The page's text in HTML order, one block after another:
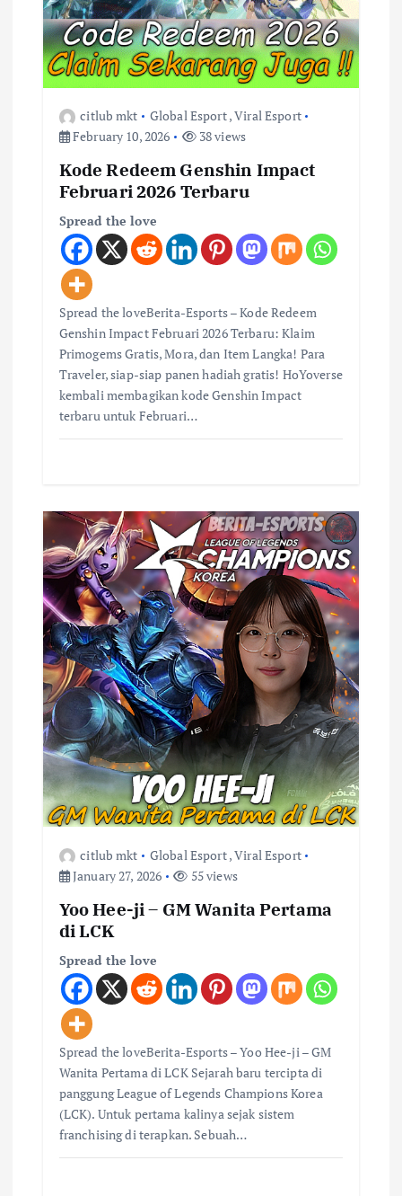
o
n
citlub mkt Global Esport,Viral Esport
February 10, 2026
38 views
Kode Redeem Genshin Impact
Februari 2026 Terbaru
Spread the love
Spread the loveBerita-Esports – Kode Redeem
Genshin Impact Februari 2026 Terbaru: Klaim
Primogems Gratis, Mora, dan Item Langka! Para
Traveler, siap-siap panen hadiah gratis! HoYoverse
kembali membagikan kode Genshin Impact
terbaru untuk Februari…
citlub mkt Global Esport,Viral Esport
January 27, 2026
55 views
Yoo Hee-ji – GM Wanita Pertama
di LCK
Spread the love
Spread the loveBerita-Esports – Yoo Hee-ji – GM
Wanita Pertama di LCK Sejarah baru tercipta di
panggung League of Legends Champions Korea
(LCK). Untuk pertama kalinya sejak sistem
franchising di terapkan. Sebuah…